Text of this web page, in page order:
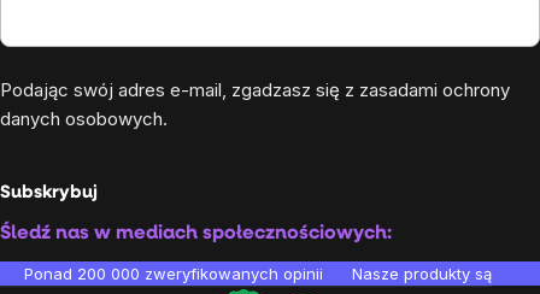
Podając swój adres e-mail, zgadzasz się z zasadami ochrony
danych osobowych.
Subskrybuj
Śledź nas w mediach społecznościowych:
Ponad 200 000 zweryfikowanych opinii Nasze produkty są